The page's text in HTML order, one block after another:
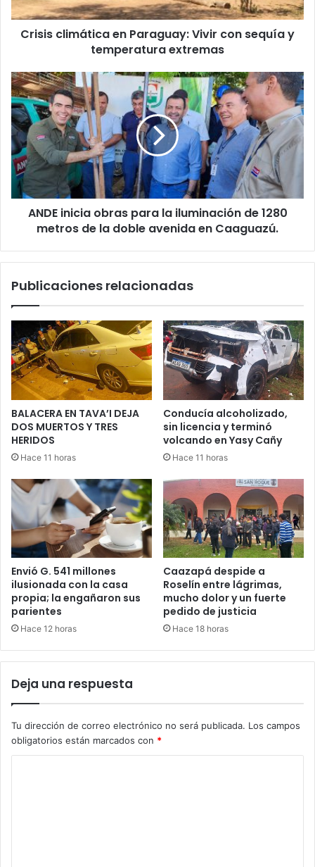
Crisis climática en Paraguay: Vivir con sequía y
temperatura extremas
ANDE inicia obras para la iluminación de 1280
metros de la doble avenida en Caaguazú.
Publicaciones relacionadas
BALACERA EN TAVA’I DEJA
DOS MUERTOS Y TRES
HERIDOS
Hace 11 horas
Conducía alcoholizado,
sin licencia y terminó
volcando en Yasy Cañy
Hace 11 horas
Envió G. 541 millones
ilusionada con la casa
propia; la engañaron sus
parientes
Hace 12 horas
Caazapá despide a
Roselín entre lágrimas,
mucho dolor y un fuerte
pedido de justicia
Hace 18 horas
Deja una respuesta
Tu dirección de correo electrónico no será publicada. Los campos
obligatorios están marcados con *